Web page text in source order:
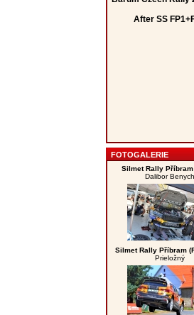
FOTOGALERIE
Silmet Rally Příbram
Dalibor Benych
Silmet Rally Příbram
Prieložný